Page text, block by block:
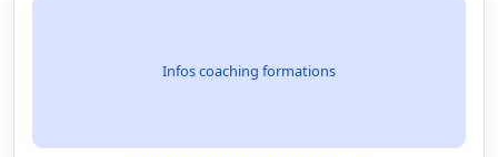
Infos coaching formations